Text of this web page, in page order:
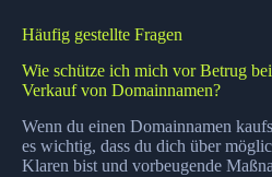
Häufig gestellte Fragen
Wie schütze ich mich vor Betrug
Verkauf von Domainnamen?
Wenn du einen Domainnamen
es wichtig, dass du dich über
Klaren bist und vorbeugende